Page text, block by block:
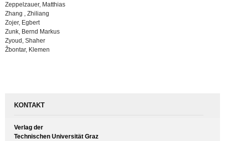
Zeppelzauer, Matthias
Zhang , Zhiliang
Zojer, Egbert
Zunk, Bernd Markus
Zyoud, Shaher
Žbontar, Klemen
KONTAKT
Verlag der
Technischen Universität Graz